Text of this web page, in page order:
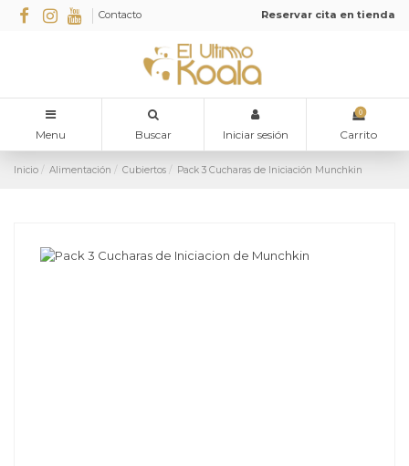
Contacto Reservar cita en tienda
Menu Buscar Iniciar sesión
0
Carrito
Inicio Alimentación Cubiertos Pack 3 Cucharas de Iniciación Munchkin